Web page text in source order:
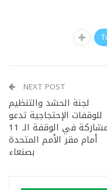
NEXT POST
لجنة الحشد والتنظيم
للوقفات الإحتجاجية تدعو
للمشاركة في الوقفة الـ 11
أمام مقر الأمم المتحدة
بصنعاء